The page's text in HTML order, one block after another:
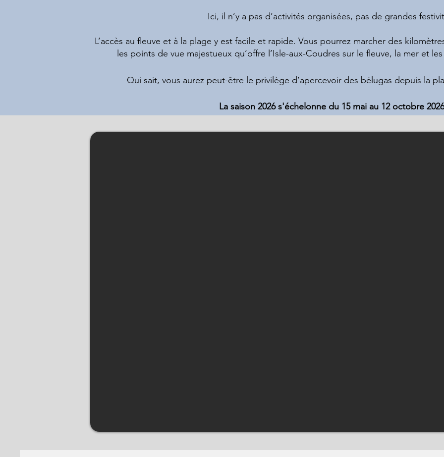
Ici, il n’y a pas d’activités organisées, pas de grandes
L’accès au fleuve et à la plage y est facile et rapide. Vous pourrez marcher des
les points de vue majestueux qu’offre l’Isle-aux-Coudres sur le fleuve, la mer et
Qui sait, vous aurez peut-être le privilège d’apercevoir des bélugas depuis la
La saison 2026 s'échelonne du 15 mai au 12 octobre
Location de chalets, de prêts-à-camper et d'emplacements de camping sur l'Isle-aux-